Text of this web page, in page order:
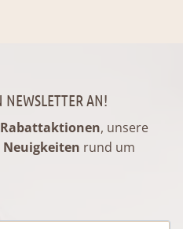
AN!
Rabattaktionen, unsere
Neuigkeiten rund um